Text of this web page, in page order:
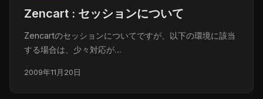
Zencart : セッションについて
Zencartのセッションについてですが、以下の環境に該当
する場合は、少々対応が…
2009年11月20日